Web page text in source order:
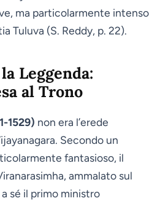
ma particolarmente intenso
Tuluva (S. Reddy, p. 22).
Leggenda:
al Trono
1529) non era l’erede
Secondo un
fantasioso, il
ammalato sul
sé il primo ministro